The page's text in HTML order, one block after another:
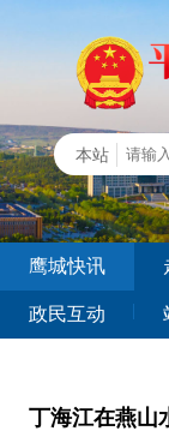
鹰城快讯
政民互动
丁海江在燕山